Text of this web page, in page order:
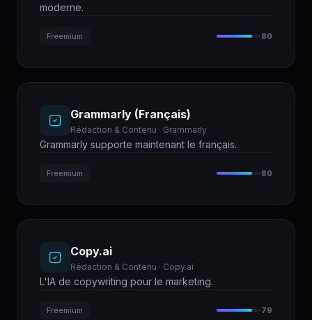
moderne.
Freemium 80
Grammarly (Français)
Rédaction & Contenu · Grammarly
Grammarly supporte maintenant le français.
Freemium 80
Copy.ai
Rédaction & Contenu · Copy.ai
L'IA de copywriting pour le marketing.
Freemium 79